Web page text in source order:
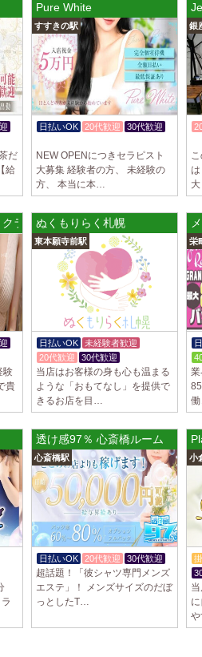
だ
給
Pure White
すすきの駅
日払いOK 20代歓迎
30代歓迎
NEW OPENにつきセラピスト
大募集 経験者の方、 未経験の
方、 本当に本…
銀
ラス～
験
貴
ぬくもりらく札幌
東本願寺前駅
日払いOK
未経験者歓迎
20代歓迎
30代歓迎
当店はお客様の身も心も温まる
ような「おもてなし」を提供で
きるお店を目…
栄
働
透け感97％ 心斎橋ルーム
心斎橋駅
日払いOK 20代歓迎 30代歓迎
超話題！「彼シャツ専門メンズ
エステ」！ メンズサイズのだぼ
っとしたT…
小